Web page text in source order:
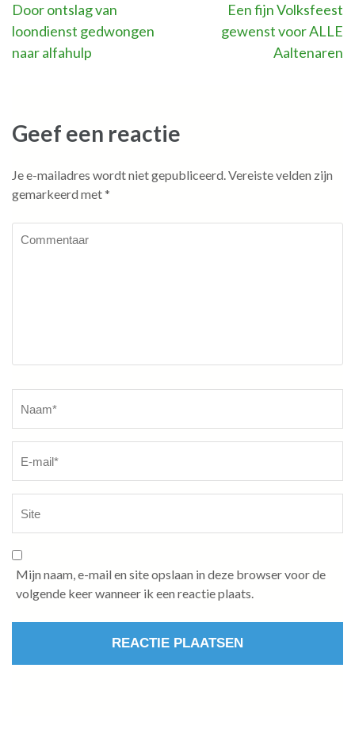
Bericht
navigatie
Door ontslag van
loondienst gedwongen
naar alfahulp
Een fijn Volksfeest
gewenst voor ALLE
Aaltenaren
Geef een reactie
Je e-mailadres wordt niet gepubliceerd.Vereiste velden zijn
gemarkeerd met*
Mijn naam, e-mail en site opslaan in deze browser voor de
volgende keer wanneer ik een reactie plaats.